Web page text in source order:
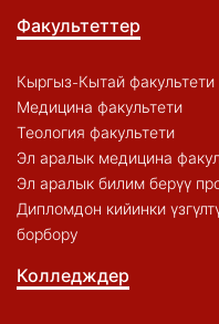
Факультеттер
Кыргыз-Кытай факультети
Медицина факультети
Теология факультети
Эл аралык медицина
Эл аралык билим берүү
Дипломдон кийинки
борбору
Колледждер